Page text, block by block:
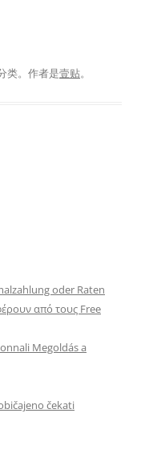
类。 作者是壹贴。
oder Raten
από τους Free
Megoldás a
čekati